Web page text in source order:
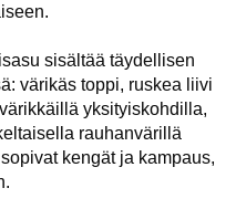
sisältää täydellisen
värikäs toppi, ruskea liivi
yksityiskohdilla,
rauhanvärillä
kengät ja kampaus,